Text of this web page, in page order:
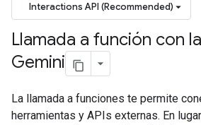
Interactions API (Recommended)
Llamada a función con
Gemini
La llamada a funciones te permite
herramientas y APIs externas. En